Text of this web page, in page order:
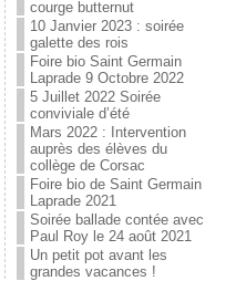
courge butternut
10 Janvier 2023 : soirée
galette des rois
Foire bio Saint Germain
Laprade 9 Octobre 2022
5 Juillet 2022 Soirée
conviviale d’été
Mars 2022 : Intervention
auprès des élèves du
collège de Corsac
Foire bio de Saint Germain
Laprade 2021
Soirée ballade contée avec
Paul Roy le 24 août 2021
Un petit pot avant les
grandes vacances !